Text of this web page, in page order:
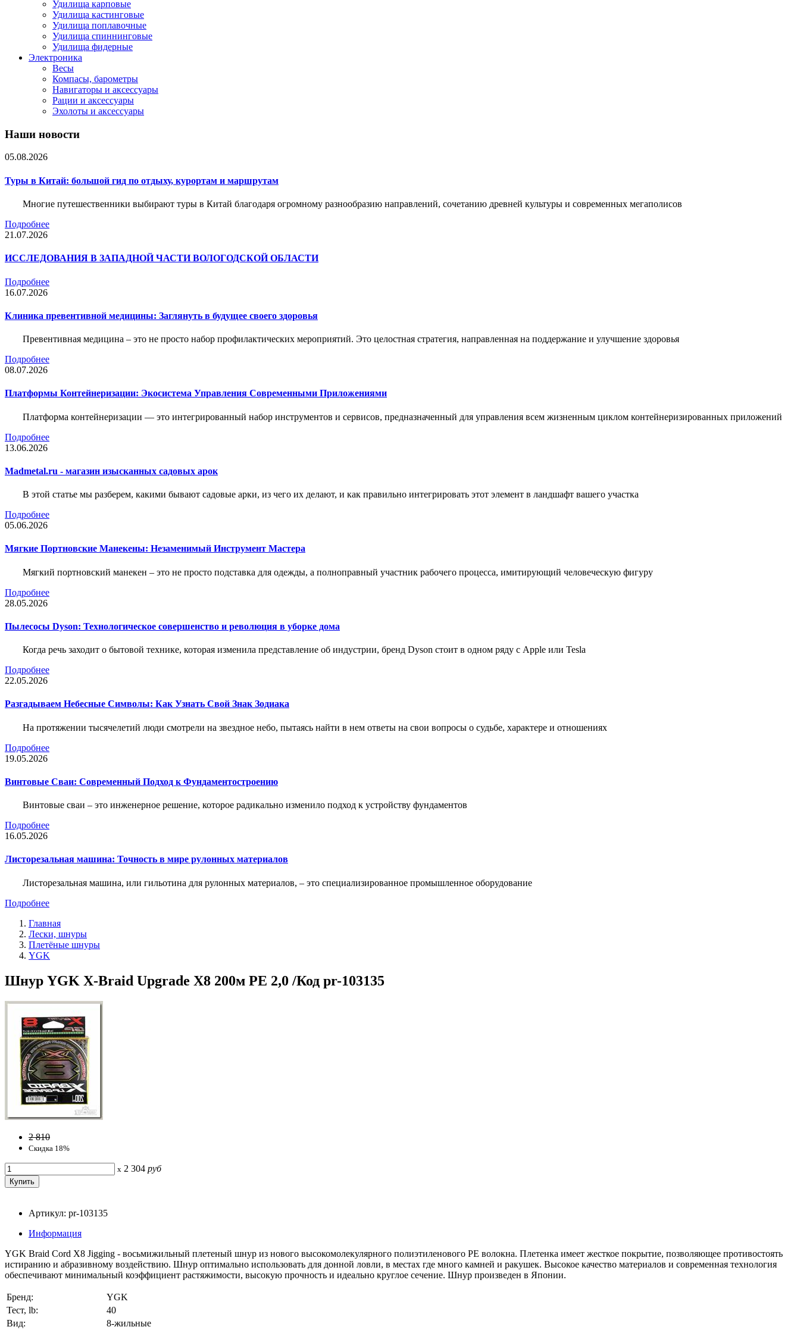
Удилища карповые
Удилища кастинговые
Удилища поплавочные
Удилища спиннинговые
Удилища фидерные
Электроника
Весы
Компасы, барометры
Навигаторы и аксессуары
Рации и аксессуары
Эхолоты и аксессуары
Наши новости
05.08.2026
Туры в Китай: большой гид по отдыху, курортам и маршрутам
Многие путешественники выбирают туры в Китай благодаря огромному разнообразию направлений, сочетанию древней культуры и современных мегаполисов
Подробнее
21.07.2026
ИССЛЕДОВАНИЯ В ЗАПАДНОЙ ЧАСТИ ВОЛОГОДСКОЙ ОБЛАСТИ
Подробнее
16.07.2026
Клиника превентивной медицины: Заглянуть в будущее своего здоровья
Превентивная медицина – это не просто набор профилактических мероприятий. Это целостная стратегия, направленная на поддержание и улучшение здоровья
Подробнее
08.07.2026
Платформы Контейнеризации: Экосистема Управления Современными Приложениями
Платформа контейнеризации — это интегрированный набор инструментов и сервисов, предназначенный для управления всем жизненным циклом контейнеризированных приложений
Подробнее
13.06.2026
Madmetal.ru - магазин изысканных садовых арок
В этой статье мы разберем, какими бывают садовые арки, из чего их делают, и как правильно интегрировать этот элемент в ландшафт вашего участка
Подробнее
05.06.2026
Мягкие Портновские Манекены: Незаменимый Инструмент Мастера
Мягкий портновский манекен – это не просто подставка для одежды, а полноправный участник рабочего процесса, имитирующий человеческую фигуру
Подробнее
28.05.2026
Пылесосы Dyson: Технологическое совершенство и революция в уборке дома
Когда речь заходит о бытовой технике, которая изменила представление об индустрии, бренд Dyson стоит в одном ряду с Apple или Tesla
Подробнее
22.05.2026
Разгадываем Небесные Символы: Как Узнать Свой Знак Зодиака
На протяжении тысячелетий люди смотрели на звездное небо, пытаясь найти в нем ответы на свои вопросы о судьбе, характере и отношениях
Подробнее
19.05.2026
Винтовые Сваи: Современный Подход к Фундаментостроению
Винтовые сваи – это инженерное решение, которое радикально изменило подход к устройству фундаментов
Подробнее
16.05.2026
Листорезальная машина: Точность в мире рулонных материалов
Листорезальная машина, или гильотина для рулонных материалов, – это специализированное промышленное оборудование
Подробнее
Главная
Лески, шнуры
Плетёные шнуры
YGK
Шнур YGK X-Braid Upgrade X8 200м PE 2,0 /Код pr-103135
2 810
Скидка 18%
x 2 304 руб
Артикул: pr-103135
Информация
YGK Braid Cord X8 Jigging - восьмижильный плетеный шнур из нового высокомолекулярного полиэтиленового PE волокна. Плетенка имеет жесткое покрытие, позволяющее противостоять
истиранию и абразивному воздействию. Шнур оптимально использовать для донной ловли, в местах где много камней и ракушек. Высокое качество материалов и современная технология
обеспечивают минимальный коэффициент растяжимости, высокую прочность и идеально круглое сечение. Шнур произведен в Японии.
Бренд:
YGK
Тест, lb:
40
Вид:
8-жильные